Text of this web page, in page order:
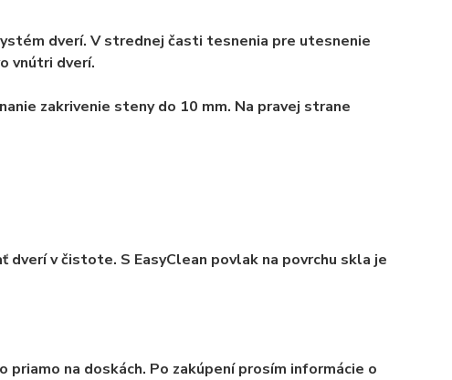
dverí. V strednej časti tesnenia pre utesnenie
vnútri dverí.
zakrivenie steny do 10 mm. Na pravej strane
v čistote. S EasyClean povlak na povrchu skla je
na doskách. Po zakúpení prosím informácie o